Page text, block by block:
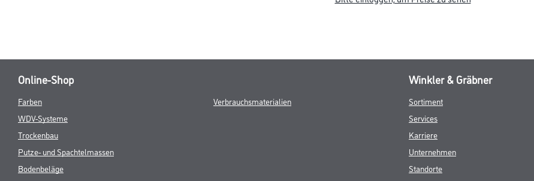
Online-Shop
Farben
WDV-Systeme
Trockenbau
Putze- und Spachtelmassen
Bodenbeläge
Verbrauchsmaterialien
Winkler & Gräbner
Sortiment
Services
Karriere
Unternehmen
Standorte